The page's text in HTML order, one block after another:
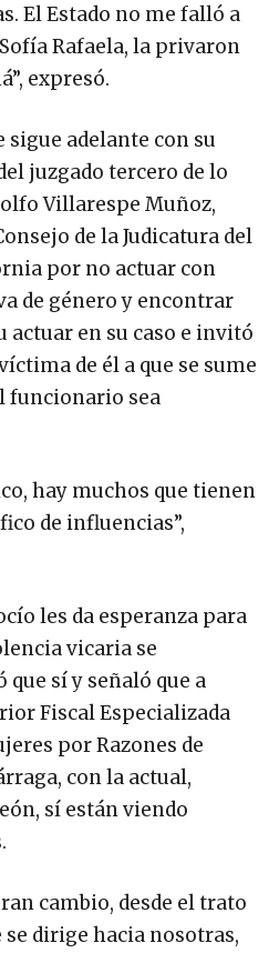
El Estado no me falló a
Rafaela, la privaron
expresó.
adelante con su
juzgado tercero de lo
Villarespe Muñoz,
de la Judicatura del
por no actuar con
de género y encontrar
actuar en su caso e invitó
de él a que se sume
funcionario sea
hay muchos que tienen
de influencias”,
les da esperanza para
vicaria se
sí y señaló que a
Fiscal Especializada
por Razones de
con la actual,
sí están viendo
cambio, desde el trato
dirige hacia nosotras,